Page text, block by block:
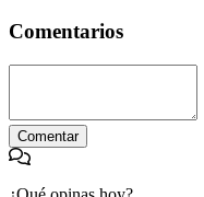
Comentarios
Comentar